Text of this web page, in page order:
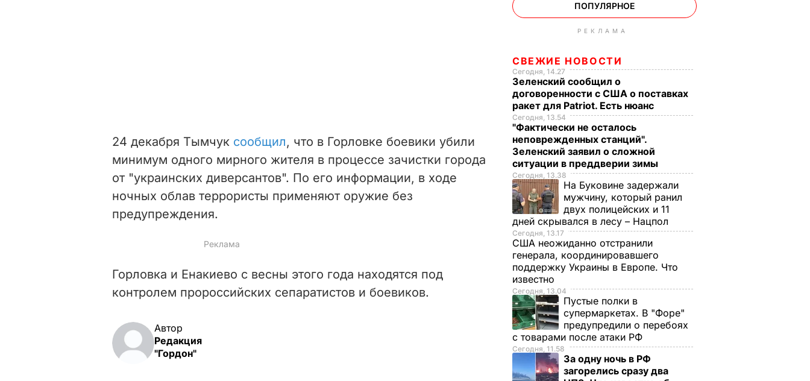
24 декабря Тымчук сообщил, что в Горловке боевики убили
минимум одного мирного жителя в процессе зачистки города
от "украинских диверсантов". По его информации, в ходе
ночных облав террористы применяют оружие без
предупреждения.
Горловка и Енакиево с весны этого года находятся под
контролем пророссийских сепаратистов и боевиков.
Автор
Редакция
"Гордон"
ПОПУЛЯРНОЕ
РЕКЛАМА
СВЕЖИЕ НОВОСТИ
Сегодня, 14.27
Зеленский сообщил о
договоренности с США о поставках
ракет для Patriot. Есть нюанс
Сегодня, 13.54
"Фактически не осталось
неповрежденных станций".
Зеленский заявил о сложной
ситуации в преддверии зимы
Сегодня, 13.38
На Буковине задержали
мужчину, который ранил
двух полицейских и 11
дней скрывался в лесу – Нацпол
Сегодня, 13.17
США неожиданно отстранили
генерала, координировавшего
поддержку Украины в Европе. Что
известно
Сегодня, 13.04
Пустые полки в
супермаркетах. В "Форе"
предупредили о перебоях
с товарами после атаки РФ
Сегодня, 11.58
За одну ночь в РФ
загорелись сразу два